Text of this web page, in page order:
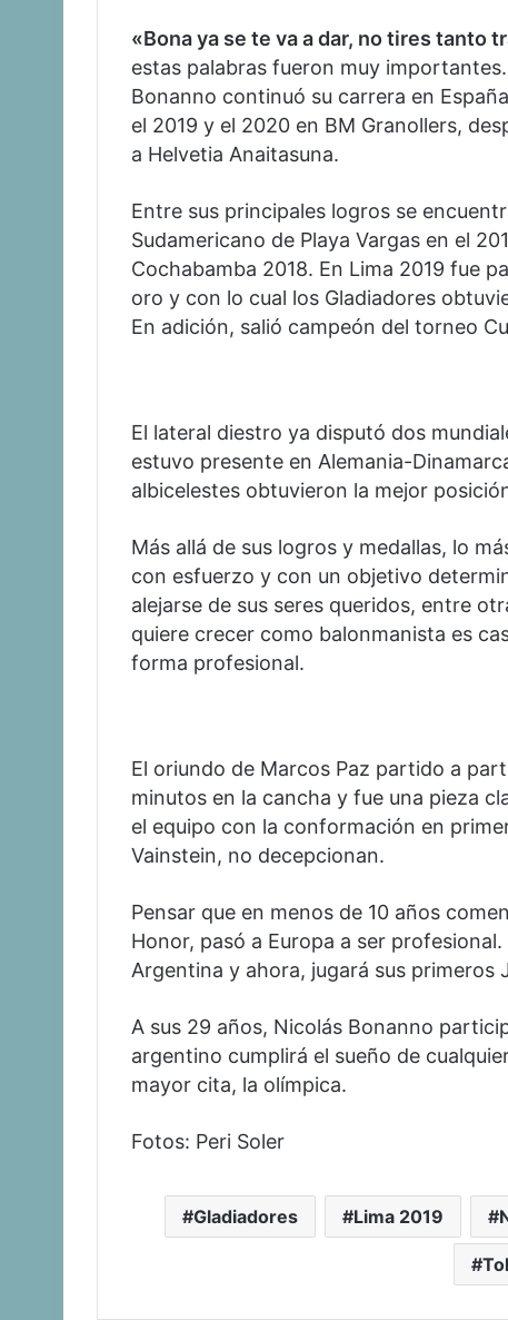
«Bona ya se te va a dar, no tires tanto
estas palabras fueron muy
Bonanno continuó su carrera en
el 2019 y el 2020 en BM Granollers,
a Helvetia Anaitasuna.
Entre sus principales logros se
Sudamericano de Playa Vargas en el
Cochabamba 2018. En Lima 2019 fue
oro y con lo cual los Gladiadores
En adición, salió campeón del torneo
El lateral diestro ya disputó dos
estuvo presente en Alemania-
albicelestes obtuvieron la mejor
Más allá de sus logros y medallas, lo
con esfuerzo y con un objetivo
alejarse de sus seres queridos, entre
quiere crecer como balonmanista es
forma profesional.
El oriundo de Marcos Paz partido a
minutos en la cancha y fue una pieza
el equipo con la conformación en
Vainstein, no decepcionan.
Pensar que en menos de 10 años
Honor, pasó a Europa a ser
Argentina y ahora, jugará sus primeros
A sus 29 años, Nicolás Bonanno
argentino cumplirá el sueño de
mayor cita, la olímpica.
Fotos: Peri Soler
Gladiadores Lima 2019